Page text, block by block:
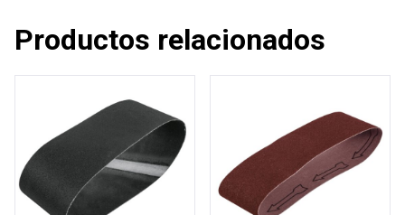
Productos relacionados